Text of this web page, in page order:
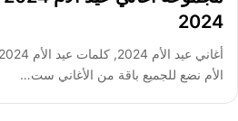
2024
الأم نضع للجميع باقة من الأغاني ست…